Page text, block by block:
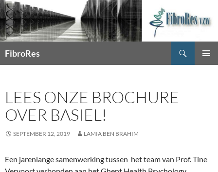
FibroRes
INHOUD
LEES ONZE BROCHURE
OVER BASIEL!
SEPTEMBER 12, 2019 LAMIA BEN BRAHIM
Een jarenlange samenwerking tussen het team van Prof. Tine